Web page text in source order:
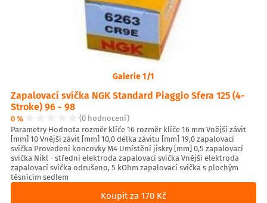
Galerie 1/1
Zapalovací svíčka NGK Standard Piaggio Sfera 125 (4-
Stroke) 96 - 98
0 %
(0 hodnocení)
Parametry Hodnota rozměr klíče 16 rozměr klíče 16 mm Vnější závit
[mm] 10 Vnější závit [mm] 10,0 délka závitu [mm] 19,0 zapalovací
svíčka Provedení koncovky M4 Umístění jiskry [mm] 0,5 zapalovací
svíčka Nikl - střední elektroda zapalovací svíčka Vnější elektroda
zapalovací svíčka odrušeno, 5 kOhm zapalovací svíčka s plochým
těsnícím sedlem
Koupit za 170 Kč